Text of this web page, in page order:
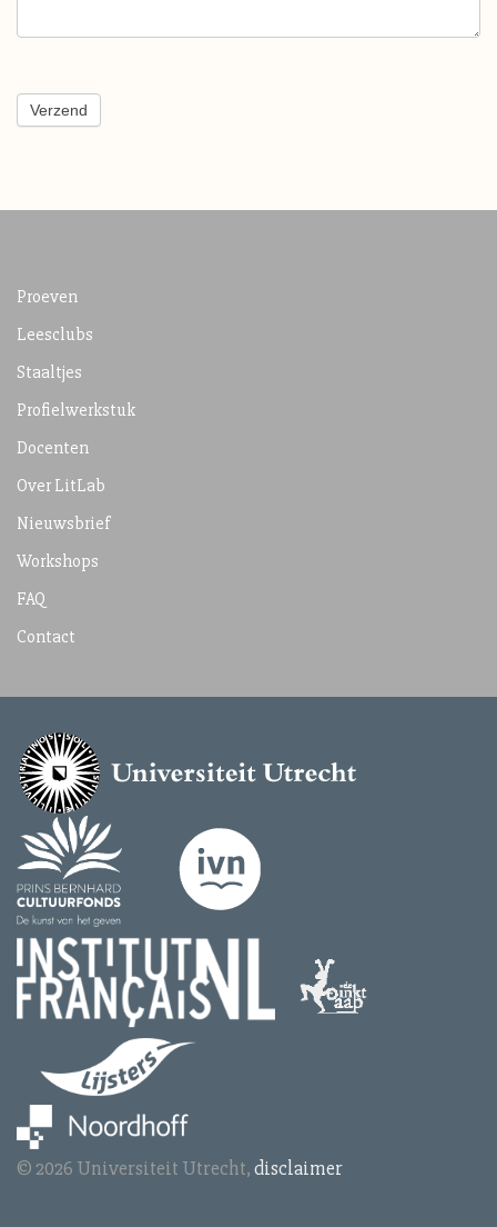
Verzend
Proeven
Leesclubs
Staaltjes
Profielwerkstuk
Docenten
Over LitLab
Nieuwsbrief
Workshops
FAQ
Contact
© 2026 Universiteit Utrecht,disclaimer